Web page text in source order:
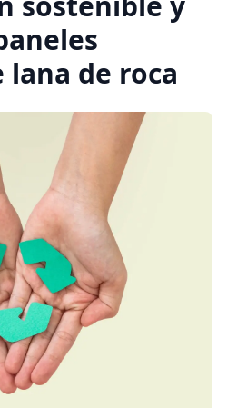
lana de roca